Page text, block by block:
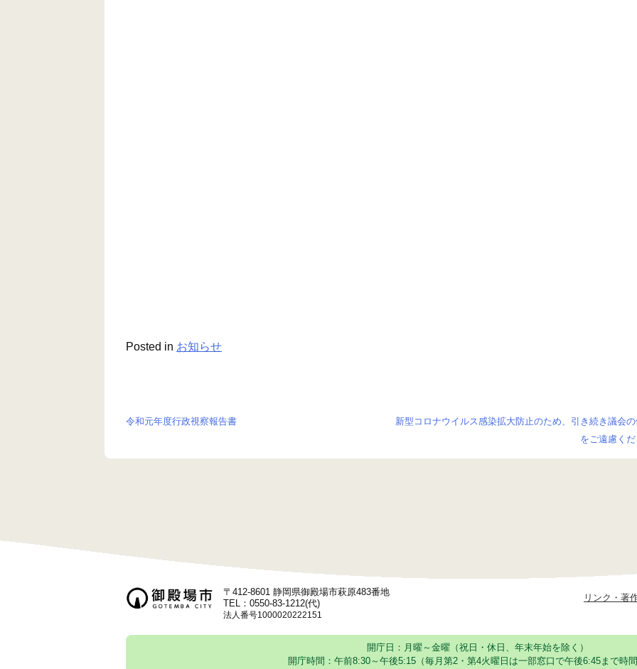
Posted in お知らせ
稿
シ
令和元年度行政視察報告書
新型コロナウイルス感染拡大防止のため、引き続き議会
をご遠慮く
〒412-8601 静岡県御殿場市萩原483番地
TEL：0550-83-1212(代)
法人番号1000020222151
リンク・著
開庁日：月曜～金曜（祝日・休日、年末年始を除く）
開庁時間：午前8:30～午後5:15（毎月第2・第4火曜日は一部窓口で午後6:45まで時